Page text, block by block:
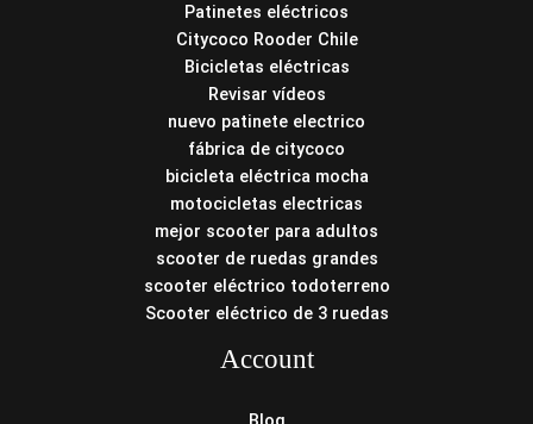
Patinetes eléctricos
Citycoco Rooder Chile
Bicicletas eléctricas
Revisar vídeos
nuevo patinete electrico
fábrica de citycoco
bicicleta eléctrica mocha
motocicletas electricas
mejor scooter para adultos
scooter de ruedas grandes
scooter eléctrico todoterreno
Scooter eléctrico de 3 ruedas
Account